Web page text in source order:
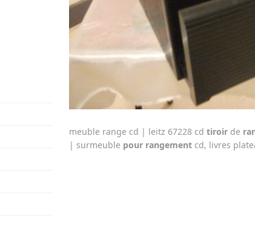
meuble range cd | leitz 67228 cd tiroirde
| surmeuble pour rangementcd, livres